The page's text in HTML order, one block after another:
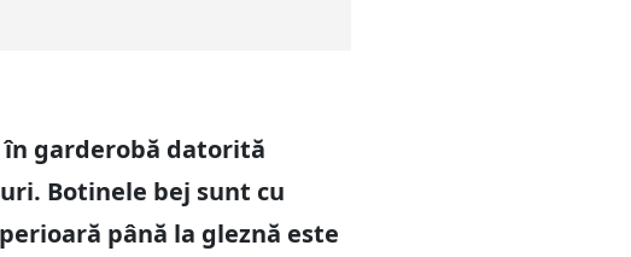
în garderobă datorită
Botinele bej sunt cu
până la gleznă este